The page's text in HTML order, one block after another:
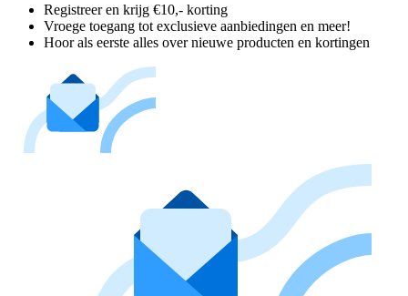
Registreer en krijg €10,- korting
Vroege toegang tot exclusieve aanbiedingen en meer!
Hoor als eerste alles over nieuwe producten en kortingen